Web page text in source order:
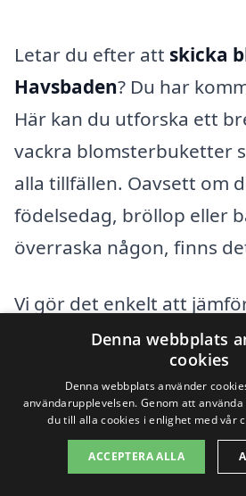
Letar du efter att skicka
Havsbaden? Du har
Här kan du utforska ett
vackra blomsterbuketter
alla tillfällen. Oavsett om
födelsedag, bröllop eller
överraska någon, finns
Vi gör det enkelt att
leverantörer och hitta den
buketten som kan
nära och kära.
Havsbadenhar aldrig
Denna webbplats
cookies
Denna webbplats använder
användarupplevelsen. Genom att
du till alla cookies i enlighet med vår
ACCEPTERA ALLA